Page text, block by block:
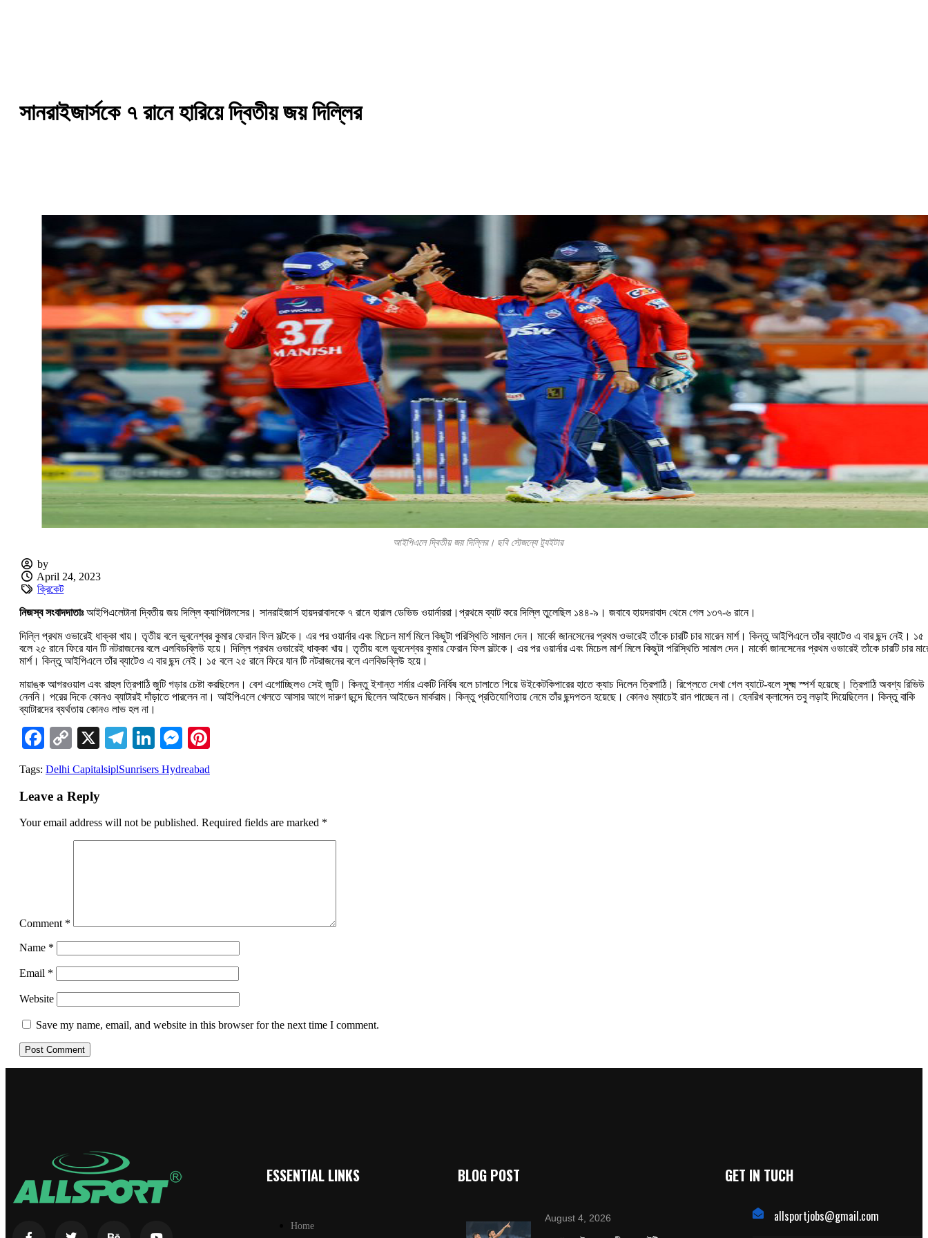
সানরাইজার্সকে ৭ রানে হারিয়ে দ্বিতীয় জয় দিল্লির
আইপিএলে দ্বিতীয় জয় দিল্লির। ছবি সৌজন্যে ট্যুইটার
by
April 24, 2023
ক্রিকেট
নিজস্ব সংবাদদাতাঃআইপিএলেটানা দ্বিতীয় জয় দিল্লি ক্যাপিটালসের। সানরাইজার্স হায়দরাবাদকে ৭ রানে হারাল ডেভিড ওয়ার্নাররা।প্রথমে ব্যাট করে দিল্লি তুলেছিল ১৪৪-৯। জবাবে হায়দরাবাদ থেমে গেল ১৩৭-৬ রানে।
দিল্লি প্রথম ওভারেই ধাক্কা খায়। তৃতীয় বলে ভুবনেশ্বর কুমার ফেরান ফিল সল্টকে। এর পর ওয়ার্নার এবং মিচেল মার্শ মিলে কিছুটা পরিস্থিতি সামাল দেন। মার্কো জানসেনের প্রথম ওভারেই তাঁকে চারটি চার মারেন মার্শ। কিন্তু আইপিএলে তাঁর ব্যাটেও এ বার ছন্দ নেই। ১৫
বলে ২৫ রানে ফিরে যান টি নটরাজনের বলে এলবিডব্লিউ হয়ে। দিল্লি প্রথম ওভারেই ধাক্কা খায়। তৃতীয় বলে ভুবনেশ্বর কুমার ফেরান ফিল সল্টকে। এর পর ওয়ার্নার এবং মিচেল মার্শ মিলে কিছুটা পরিস্থিতি সামাল দেন। মার্কো জানসেনের প্রথম ওভারেই তাঁকে চারটি চার
মার্শ। কিন্তু আইপিএলে তাঁর ব্যাটেও এ বার ছন্দ নেই। ১৫ বলে ২৫ রানে ফিরে যান টি নটরাজনের বলে এলবিডব্লিউ হয়ে।
মায়াঙ্ক আগরওয়াল এবং রাহুল ত্রিপাঠি জুটি গড়ার চেষ্টা করছিলেন। বেশ এগোচ্ছিলও সেই জুটি। কিন্তু ইশান্ত শর্মার একটি নির্বিষ বলে চালাতে গিয়ে উইকেটকিপারের হাতে ক্যাচ দিলেন ত্রিপাঠি। রিপ্লেতে দেখা গেল ব্যাটে-বলে সূক্ষ্ম স্পর্শ হয়েছে। ত্রিপাঠি অবশ্য রিভিউ
নেননি। পরের দিকে কোনও ব্যাটারই দাঁড়াতে পারলেন না। আইপিএলে খেলতে আসার আগে দারুণ ছন্দে ছিলেন আইডেন মার্করাম। কিন্তু প্রতিযোগিতায় নেমে তাঁর ছন্দপতন হয়েছে। কোনও ম্যাচেই রান পাচ্ছেন না। হেনরিখ ক্লাসেন তবু লড়াই দিয়েছিলেন। কিন্তু বাকি
ব্যাটারদের ব্যর্থতায় কোনও লাভ হল না।
Facebook
Copy
Link
X Telegram
LinkedIn
Messenger
Tags: Delhi CapitalsiplSunrisers Hydreabad
Leave a Reply
Your email address will not be published. Required fields are marked *
Comment *
Name *
Email *
Website
Save my name, email, and website in this browser for the next time I comment.
ESSENTIAL LINKS
Home
BLOG POST
August 4, 2026
GET IN TUCH
allsportjobs@gmail.com